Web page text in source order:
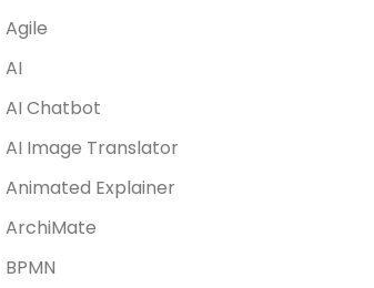
Agile
AI
AI Chatbot
AI Image Translator
Animated Explainer
ArchiMate
BPMN